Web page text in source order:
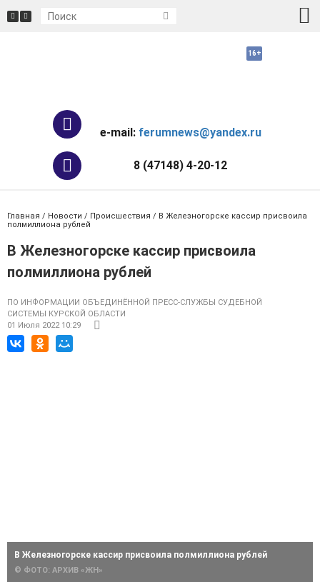
e-mail: ferumnews@yandex.ru
8 (47148) 4-20-12
Главная / Новости / Происшествия / В Железногорске кассир присвоила
полмиллиона рублей
В Железногорске кассир присвоила
полмиллиона рублей
ПО ИНФОРМАЦИИ ОБЪЕДИНЁННОЙ ПРЕСС-СЛУЖБЫ СУДЕБНОЙ
СИСТЕМЫ КУРСКОЙ ОБЛАСТИ
01 Июля 2022 10:29
В Железногорске кассир присвоила полмиллиона рублей
© ФОТО: АРХИВ «ЖН»